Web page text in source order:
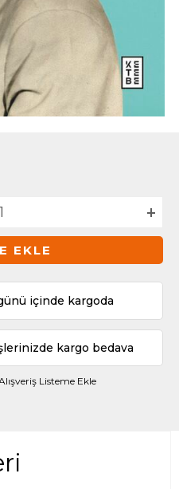
EKLE
içinde kargoda
kargo bedava
Listeme Ekle